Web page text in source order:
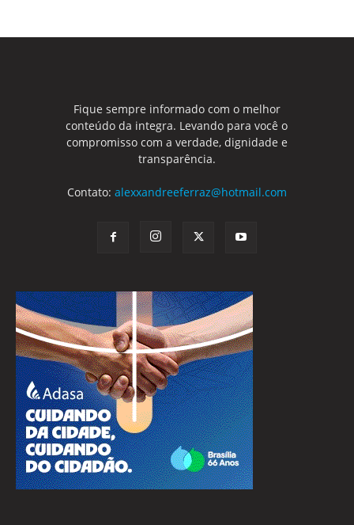
Fique sempre informado com o melhor
conteúdo da integra. Levando para você o
compromisso com a verdade, dignidade e
transparência.
Contato: alexxandreeferraz@hotmail.com